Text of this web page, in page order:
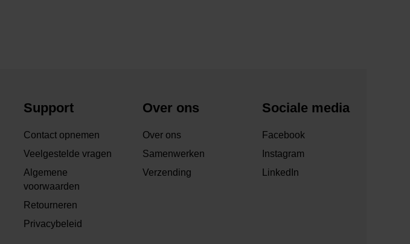
Support
Contact opnemen
Veelgestelde vragen
Algemene
voorwaarden
Retourneren
Privacybeleid
Over ons
Over ons
Samenwerken
Verzending
Sociale media
Facebook
Instagram
LinkedIn